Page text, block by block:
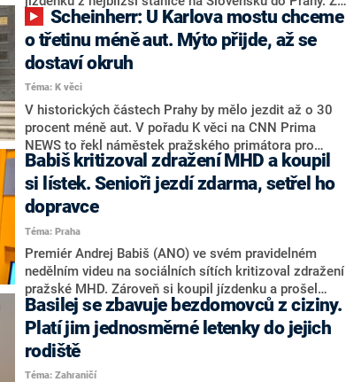
určitých okolností tak můžete ušetřit i stovky korun.
o třetinu méně aut. Mýto přijde, až se
dostaví okruh
Téma: K věci
V historických částech Prahy by mělo jezdit až o 30
procent méně aut. V pořadu K věci na CNN Prima
NEWS to řekl náměstek pražského primátora pro
dopravu Adam Scheinherr. Vyjádřil se také k
plánovanému mýtnému a zdražení MHD, ke kterému
došlo od srpna. „Zdražení nastalo po dvaceti letech.
Musíme si uvědomit, jaké výplaty tehdy byly. Rostly i
ceny energií, díky kterým spoje jezdí. Zvyšování ceny
se neubráníme,“ prohlásil Scheinherr.
Babiš kritizoval zdražení MHD a koupil
si lístek. Senioři jezdí zdarma, setřel ho
dopravce
Téma: Praha
Premiér Andrej Babiš (ANO) ve svém pravidelném
nedělním videu na sociálních sítích kritizoval zdražení
pražské MHD. Zároveň si koupil jízdenku a prošel
terminálem směrem do metra. Dopravní podnik ho ale
na Twitteru upozornil, že senioři nad 65 let jezdí po
metropoli zdarma. „Jízdenku jste si kupovat nemusel,“
podotkl dopravce ironicky.
Basilej se zbavuje bezdomovců z ciziny.
Platí jim jednosměrné letenky do jejich
rodiště
Téma: Zahraničí